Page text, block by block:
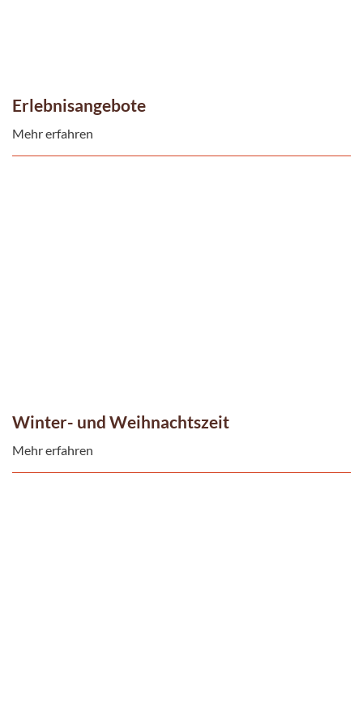
Erlebnisangebote
Mehr erfahren
Winter- und Weihnachtszeit
Mehr erfahren